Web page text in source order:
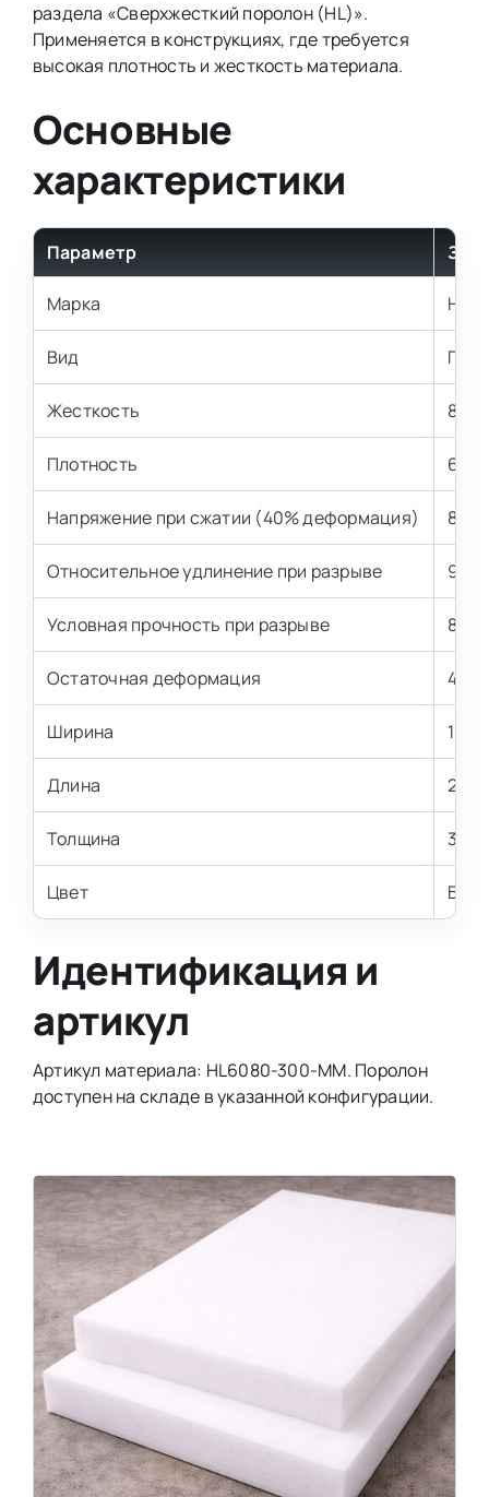
раздела «Сверхжесткий поролон (HL)».
Применяется в конструкциях, где требуется
высокая плотность и жесткость материала.
Основные
характеристики
Параметр
Марка
Вид
Жесткость 8
Плотность 60
Напряжение при сжатии (40% деформация)
Относительное удлинение при разрыве 90 %
Условная прочность при разрыве 80
Остаточная деформация 4,5
Ширина
Длина
Толщина 300
Цвет
Идентификация и
артикул
Артикул материала: HL6080-300-MM. Поролон
доступен на складе в указанной конфигурации.